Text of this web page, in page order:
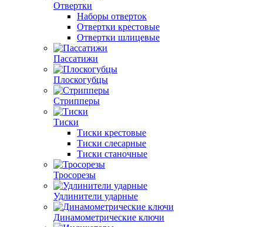
Отвертки
Наборы отверток
Отвертки крестовые
Отвертки шлицевые
Пассатижи
Плоскогубцы
Стрипперы
Тиски
Тиски крестовые
Тиски слесарные
Тиски станочные
Тросорезы
Удлинители ударные
Динамометрические ключи